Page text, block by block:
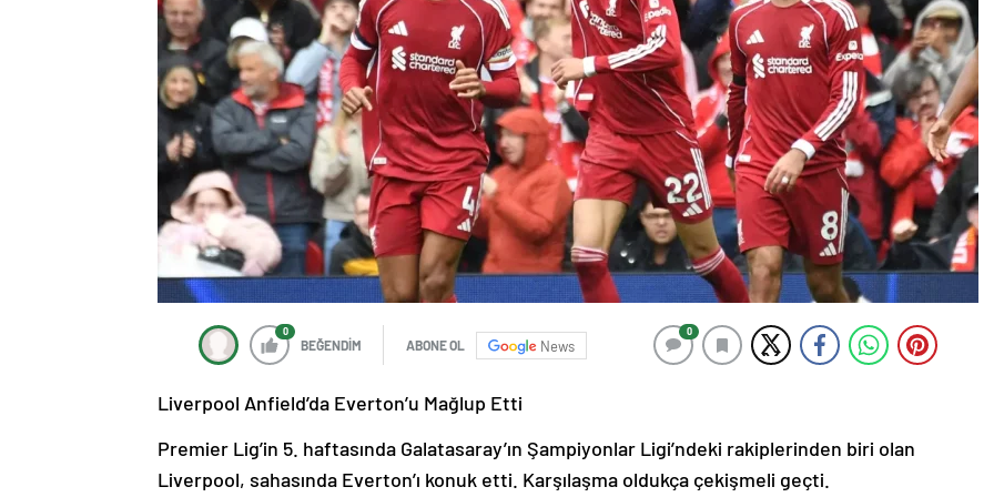
0
BEĞENDİM ABONE OL News
0
Liverpool Anfield’da Everton’u Mağlup Etti
Premier Lig’in 5. haftasında Galatasaray’ın Şampiyonlar Ligi’ndeki rakiplerinden biri olan
Liverpool, sahasında Everton’ı konuk etti. Karşılaşma oldukça çekişmeli geçti.